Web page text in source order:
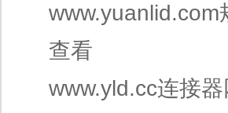
www.yuanlid.com
查看
www.yld.cc连接器